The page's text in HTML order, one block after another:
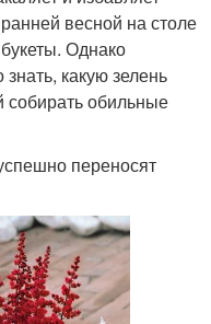
весной на столе
Однако
какую зелень
собирать обильные
переносят